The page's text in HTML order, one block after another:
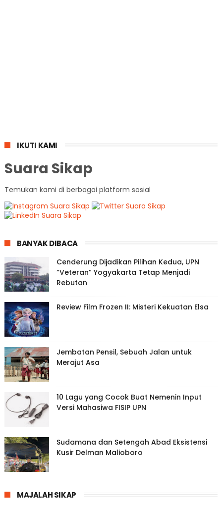
IKUTI KAMI
Suara Sikap
Temukan kami di berbagai platform sosial
BANYAK DIBACA
Cenderung Dijadikan Pilihan Kedua, UPN
“Veteran” Yogyakarta Tetap Menjadi
Rebutan
Review Film Frozen II: Misteri Kekuatan Elsa
Jembatan Pensil, Sebuah Jalan untuk
Merajut Asa
10 Lagu yang Cocok Buat Nemenin Input
Versi Mahasiwa FISIP UPN
Sudamana dan Setengah Abad Eksistensi
Kusir Delman Malioboro
MAJALAH SIKAP